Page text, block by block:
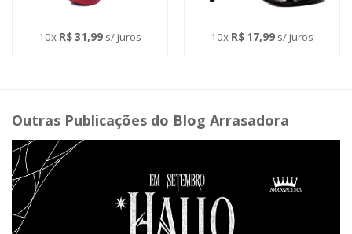
10x R$ 31,99s/ juros 10x R$ 17,99s/ juros
Outras Publicações do Blog Arrasadora